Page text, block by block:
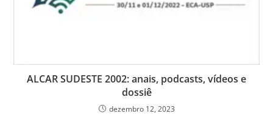
ALCAR SUDESTE 2002: anais, podcasts, vídeos e
dossiê
dezembro 12, 2023